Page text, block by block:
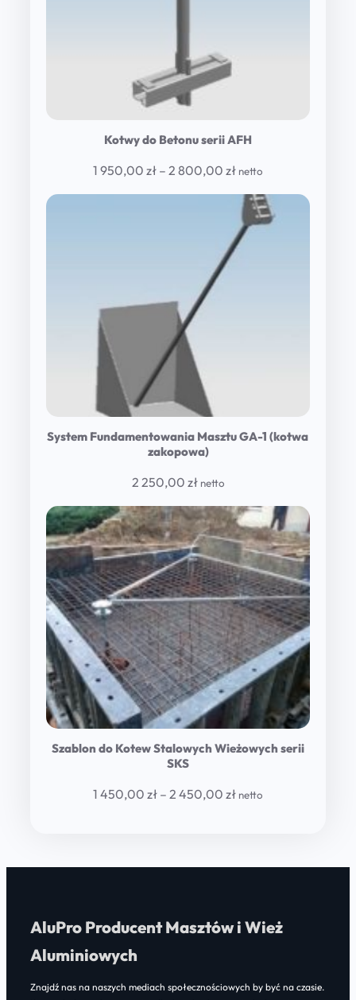
Kotwy do Betonu serii AFH
1 950,00 zł – 2 800,00 złPrice
range:
950,00 zł
netto
System Fundamentowania Masztu GA-1 (kotwa
zakopowa)
2 250,00 zł netto
Szablon do Kotew Stalowych Wieżowych serii
SKS
1 450,00 zł – 2 450,00 złPrice
450,00 zł
netto
AluPro Producent Masztów i Wież
Aluminiowych
Znajdź nas na naszych mediach społecznościowych by być na czasie.